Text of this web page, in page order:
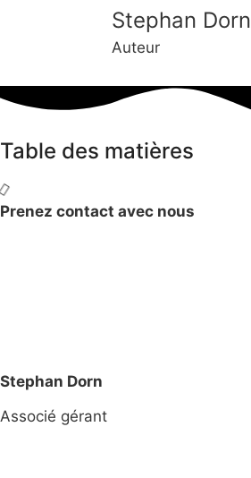
Stephan Dorn
Auteur
Table des matières
Prenez contact avec nous
Stephan Dorn
Associé gérant